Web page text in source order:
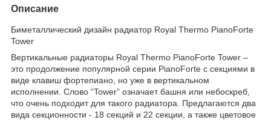
Описание
Биметаллический дизайн радиатор Royal Thermo PianoForte
Tower
Вертикальные радиаторы Royal Thermo PianoForte Tower –
это продолжение популярной серии PianoForte с секциями в
виде клавиш фортепиано, но уже в вертикальном
исполнении. Слово “Tower” означает башня или небоскреб,
что очень подходит для такого радиатора. Предлагаются два
вида секционности - 18 секций и 22 секции, а также цветовое